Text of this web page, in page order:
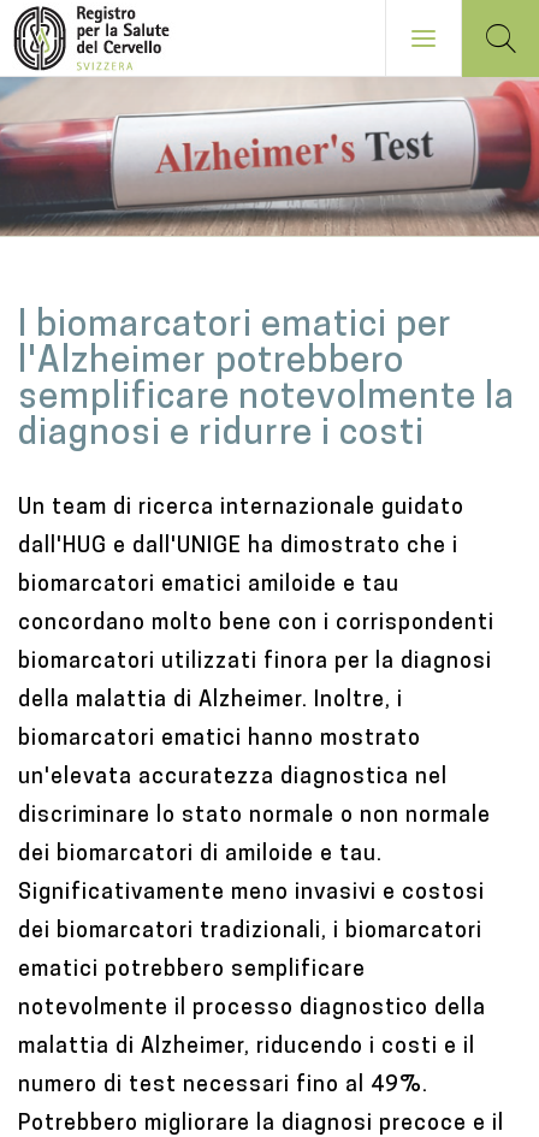
Salta
al
contenuto
principale
a
i
n
c
I biomarcatori ematici per
l'Alzheimer potrebbero
semplificare notevolmente la
diagnosi e ridurre i costi
Un team di ricerca internazionale guidato
dall'HUG e dall'UNIGE ha dimostrato che i
biomarcatori ematici amiloide e tau
concordano molto bene con i corrispondenti
biomarcatori utilizzati finora per la diagnosi
della malattia di Alzheimer. Inoltre, i
biomarcatori ematici hanno mostrato
un'elevata accuratezza diagnostica nel
discriminare lo stato normale o non normale
dei biomarcatori di amiloide e tau.
Significativamente meno invasivi e costosi
dei biomarcatori tradizionali, i biomarcatori
ematici potrebbero semplificare
notevolmente il processo diagnostico della
malattia di Alzheimer, riducendo i costi e il
numero di test necessari fino al 49%.
Potrebbero migliorare la diagnosi precoce e il